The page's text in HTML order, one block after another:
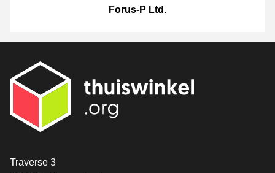
Forus-P Ltd.
[_General:Contact]
Traverse 3